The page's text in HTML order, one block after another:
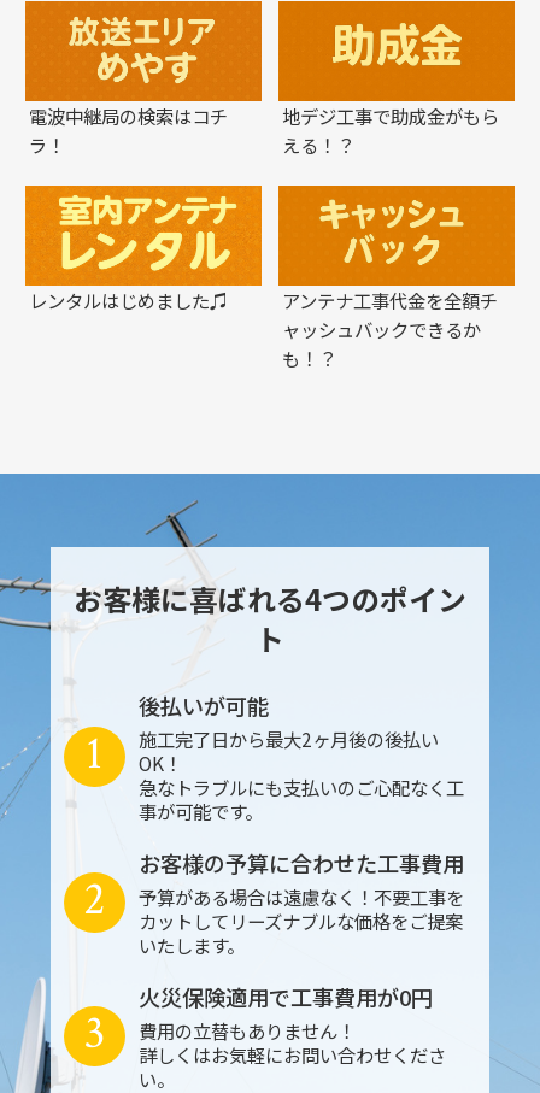
電波中継局の検索はコチ
ラ！
地デジ工事で助成金がもら
える！？
レンタルはじめました♫
アンテナ工事代金を全額チ
ャッシュバックできるか
も！？
お客様に喜ばれる4つのポイン
ト
後払いが可能
施工完了日から最大2ヶ月後の後払い
OK！
急なトラブルにも支払いのご心配なく工
事が可能です。
1
お客様の予算に合わせた工事費用
予算がある場合は遠慮なく！不要工事を
カットしてリーズナブルな価格をご提案
いたします。
2
火災保険適用で工事費用が0円
費用の立替もありません！
詳しくはお気軽にお問い合わせくださ
い。
3